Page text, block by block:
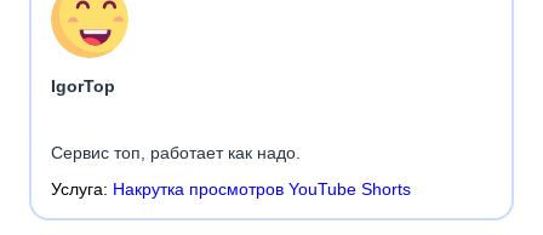
IgorTop
Сервис топ, работает как надо.
Услуга: Накрутка просмотров YouTube Shorts